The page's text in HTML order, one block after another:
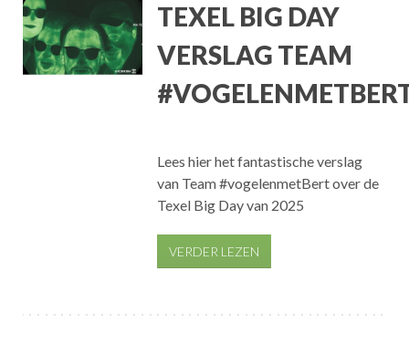
TEXEL BIG DAY
VERSLAG TEAM
Lees hier het fantastische verslag
van Team #vogelenmetBert over de
Texel Big Day van 2025
VERDER LEZEN